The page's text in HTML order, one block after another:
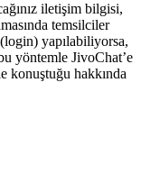
iletişim bilgisi,
temsilciler
yapılabiliyorsa,
yöntemle JivoChat’e
konuştuğu hakkında